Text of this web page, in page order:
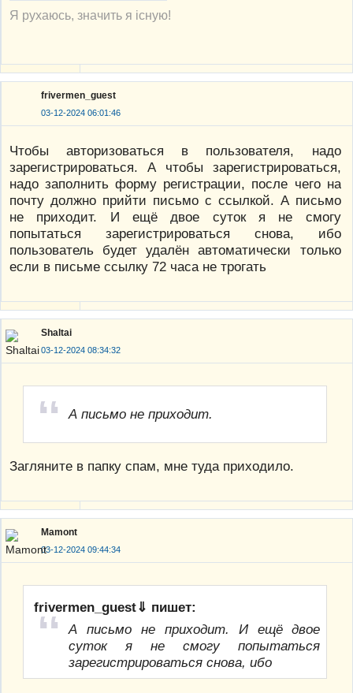
Я рухаюсь, значить я існую!
frivermen_guest
03-12-2024 06:01:46
Чтобы авторизоваться в пользователя, надо
зарегистрироваться. А чтобы зарегистрироваться,
надо заполнить форму регистрации, после чего на
почту должно прийти письмо с ссылкой. А письмо
не приходит. И ещё двое суток я не смогу
попытаться зарегистрироваться снова, ибо
пользователь будет удалён автоматически только
если в письме ссылку 72 часа не трогать
Shaltai
03-12-2024 08:34:32
А письмо не приходит.
Загляните в папку спам, мне туда приходило.
Mamont
03-12-2024 09:44:34
frivermen_guest⇓ пишет:
А письмо не приходит. И ещё двое
суток я не смогу попытаться
зарегистрироваться снова, ибо